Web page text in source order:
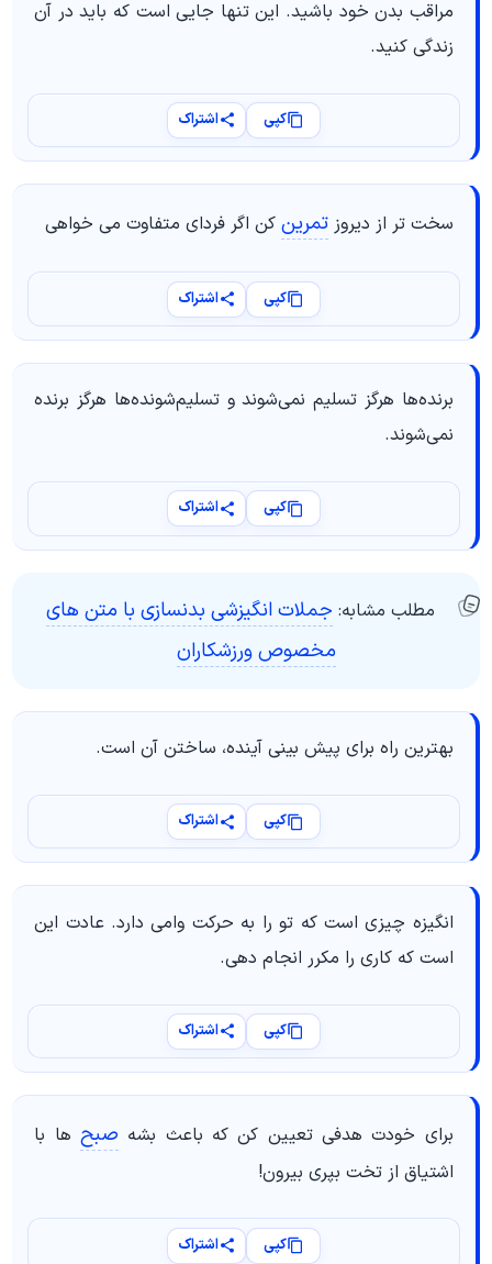
مراقب بدن خود باشید. این تنها جایی است که باید در آن
زندگی کنید.
کپی اشتراک
سخت تر از دیروزتمرین کن اگر فردای متفاوت می خواهی
کپی اشتراک
برنده‌ها هرگز تسلیم نمی‌شوند و تسلیم‌شونده‌ها هرگز برنده
نمی‌شوند.
کپی اشتراک
مطلب مشابه: جملات انگیزشی بدنسازی با متن های
مخصوص ورزشکاران
بهترین راه برای پیش بینی آینده، ساختن آن است.
کپی اشتراک
انگیزه چیزی است که تو را به حرکت وامی دارد. عادت این
است که کاری را مکرر انجام دهی.
کپی اشتراک
برای خودت هدفی تعیین کن که باعث بشه صبح ها با
اشتیاق از تخت بپری بیرون!
کپی اشتراک